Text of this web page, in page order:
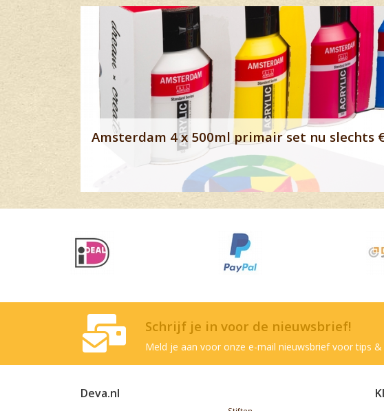
Banner row 2
Amsterdam 4 x 500ml primair set nu slechts
Schrijf je in voor de nieuwsbrief!
Meld je aan voor onze e-mail nieuwsbrief voor tips &
Deva.nl